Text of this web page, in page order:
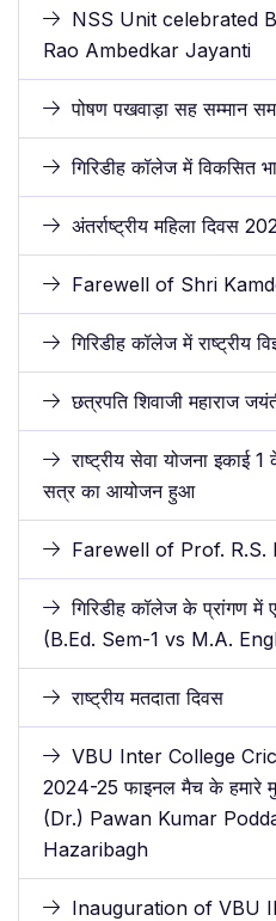
NSS Unit celebrated
Rao Ambedkar Jayanti
पोषण पखवाड़ा सह सम्मान
गिरिडीह कॉलेज में विकसित
अंतर्राष्ट्रीय महिला दिवस
Farewell of Shri
गिरिडीह कॉलेज में राष्ट्रीय
छत्रपति शिवाजी महाराज
राष्ट्रीय सेवा योजना इकाई
सत्र का आयोजन हुआ
Farewell of Prof. R.S.
गिरिडीह कॉलेज के प्रांगण
(B.Ed. Sem-1 vs M.A.
राष्ट्रीय मतदाता दिवस
VBU Inter College
2024-25 फाइनल मैच के हमारे
(Dr.) Pawan Kumar
Hazaribagh
Inauguration of VBU